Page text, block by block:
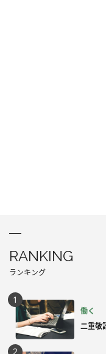
RANKING
ランキング
働く
二重敬